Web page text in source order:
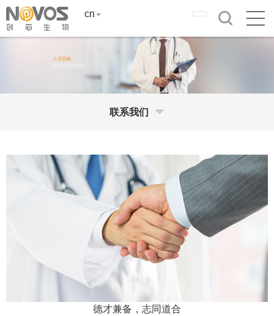
cn
联系我们
德才兼备，志同道合